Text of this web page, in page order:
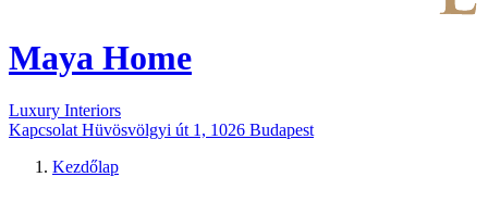
Maya Home
Luxury Interiors
Kapcsolat Hüvösvölgyi út 1, 1026 Budapest
Kezdőlap